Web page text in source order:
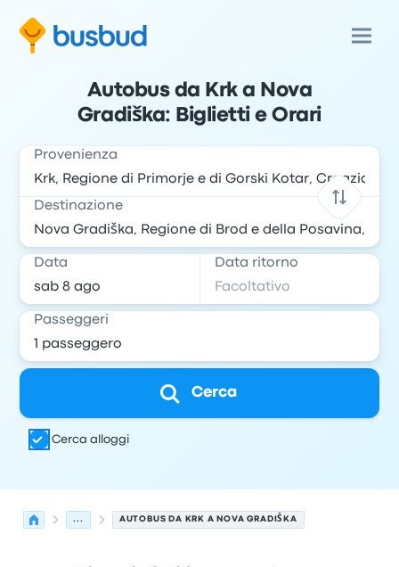
Autobus da Krk a Nova
Gradiška: Biglietti e Orari
Provenienza
Destinazione
Data Data ritorno
Passeggeri
Cerca
Cerca alloggi
... AUTOBUS DA KRK A NOVA GRADIŠKA